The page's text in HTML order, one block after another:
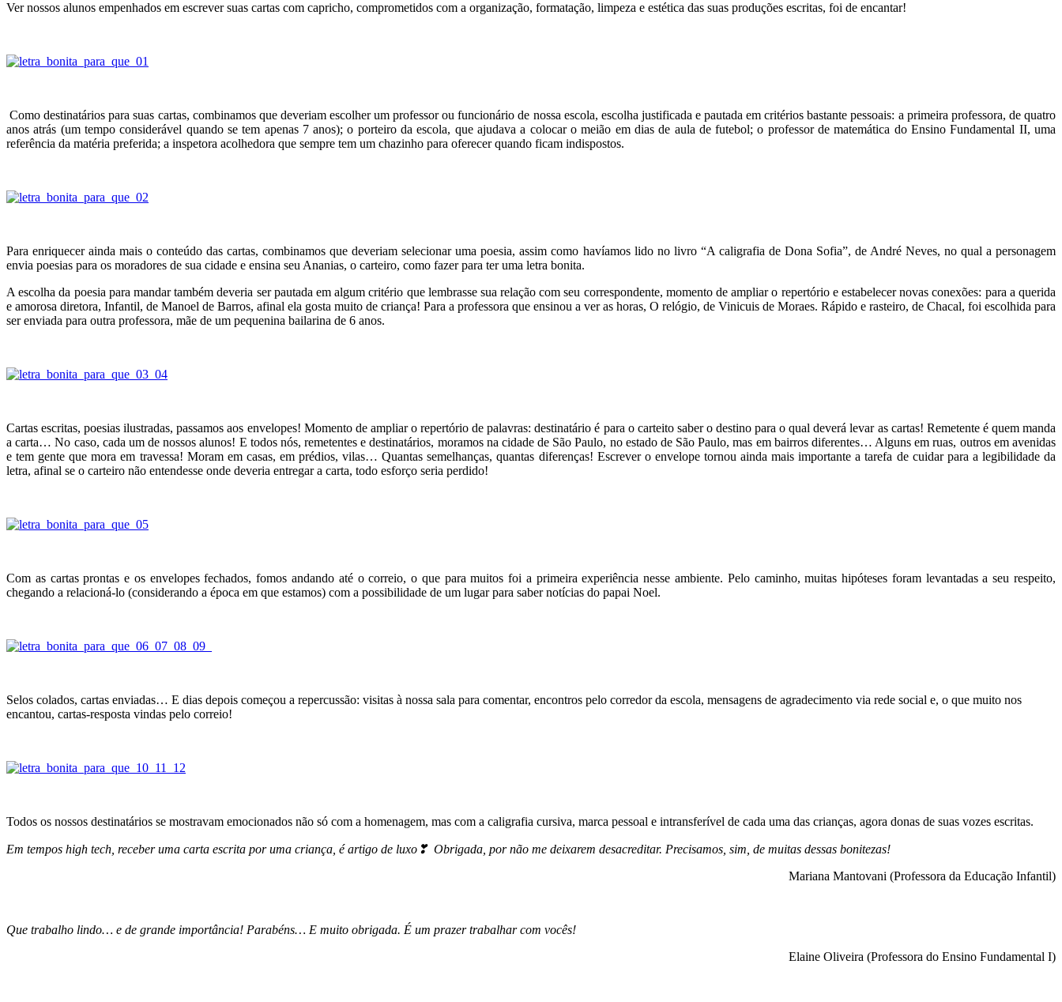
Ver nossos alunos empenhados em escrever suas cartas com capricho, comprometidos com a organização, formatação, limpeza e estética das suas produções escritas, foi de encantar!
Como destinatários para suas cartas, combinamos que deveriam escolher um professor ou funcionário de nossa escola, escolha justificada e pautada em critérios bastante pessoais: a primeira professora, de quatro
anos atrás (um tempo considerável quando se tem apenas 7 anos); o porteiro da escola, que ajudava a colocar o meião em dias de aula de futebol; o professor de matemática do Ensino Fundamental II, uma
referência da matéria preferida; a inspetora acolhedora que sempre tem um chazinho para oferecer quando ficam indispostos.
Para enriquecer ainda mais o conteúdo das cartas, combinamos que deveriam selecionar uma poesia, assim como havíamos lido no livro “A caligrafia de Dona Sofia”, de André Neves, no qual a personagem
envia poesias para os moradores de sua cidade e ensina seu Ananias, o carteiro, como fazer para ter uma letra bonita.
A escolha da poesia para mandar também deveria ser pautada em algum critério que lembrasse sua relação com seu correspondente, momento de ampliar o repertório e estabelecer novas conexões: para a querida
e amorosa diretora, Infantil, de Manoel de Barros, afinal ela gosta muito de criança! Para a professora que ensinou a ver as horas, O relógio, de Vinicuis de Moraes. Rápido e rasteiro, de Chacal, foi escolhida para
ser enviada para outra professora, mãe de um pequenina bailarina de 6 anos.
Cartas escritas, poesias ilustradas, passamos aos envelopes! Momento de ampliar o repertório de palavras: destinatário é para o carteito saber o destino para o qual deverá levar as cartas! Remetente é quem manda
a carta… No caso, cada um de nossos alunos! E todos nós, remetentes e destinatários, moramos na cidade de São Paulo, no estado de São Paulo, mas em bairros diferentes… Alguns em ruas, outros em avenidas
e tem gente que mora em travessa! Moram em casas, em prédios, vilas… Quantas semelhanças, quantas diferenças! Escrever o envelope tornou ainda mais importante a tarefa de cuidar para a legibilidade da
letra, afinal se o carteiro não entendesse onde deveria entregar a carta, todo esforço seria perdido!
Com as cartas prontas e os envelopes fechados, fomos andando até o correio, o que para muitos foi a primeira experiência nesse ambiente. Pelo caminho, muitas hipóteses foram levantadas a seu respeito,
chegando a relacioná-lo (considerando a época em que estamos) com a possibilidade de um lugar para saber notícias do papai Noel.
Selos colados, cartas enviadas… E dias depois começou a repercussão: visitas à nossa sala para comentar, encontros pelo corredor da escola, mensagens de agradecimento via rede social e, o que muito nos
encantou, cartas-resposta vindas pelo correio!
Todos os nossos destinatários se mostravam emocionados não só com a homenagem, mas com a caligrafia cursiva, marca pessoal e intransferível de cada uma das crianças, agora donas de suas vozes escritas.
Em tempos high tech, receber uma carta escrita por uma criança, é artigo de luxo❣ Obrigada, por não me deixarem desacreditar. Precisamos, sim, de muitas dessas bonitezas!
Mariana Mantovani (Professora da Educação Infantil)
Que trabalho lindo… e de grande importância! Parabéns… E muito obrigada. É um prazer trabalhar com vocês!
Elaine Oliveira (Professora do Ensino Fundamental I)